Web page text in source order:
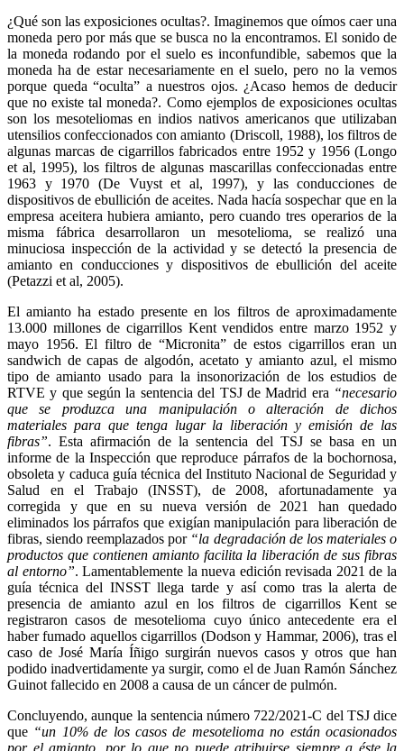
¿Qué son las exposiciones ocultas?. Imaginemos que oímos caer una
moneda pero por más que se busca no la encontramos. El sonido de
la moneda rodando por el suelo es inconfundible, sabemos que la
moneda ha de estar necesariamente en el suelo, pero no la vemos
porque queda “oculta” a nuestros ojos. ¿Acaso hemos de deducir
que no existe tal moneda?. Como ejemplos de exposiciones ocultas
son los mesoteliomas en indios nativos americanos que utilizaban
utensilios confeccionados con amianto (Driscoll, 1988), los filtros de
algunas marcas de cigarrillos fabricados entre 1952 y 1956 (Longo
et al, 1995), los filtros de algunas mascarillas confeccionadas entre
1963 y 1970 (De Vuyst et al, 1997), y las conducciones de
dispositivos de ebullición de aceites. Nada hacía sospechar que en la
empresa aceitera hubiera amianto, pero cuando tres operarios de la
misma fábrica desarrollaron un mesotelioma, se realizó una
minuciosa inspección de la actividad y se detectó la presencia de
amianto en conducciones y dispositivos de ebullición del aceite
(Petazzi et al, 2005).
El amianto ha estado presente en los filtros de aproximadamente
13.000 millones de cigarrillos Kent vendidos entre marzo 1952 y
mayo 1956. El filtro de “Micronita” de estos cigarrillos eran un
sandwich de capas de algodón, acetato y amianto azul, el mismo
tipo de amianto usado para la insonorización de los estudios de
RTVE y que según la sentencia del TSJ de Madrid era “necesario
que se produzca una manipulación o alteración de dichos
materiales para que tenga lugar la liberación y emisión de las
fibras”. Esta afirmación de la sentencia del TSJ se basa en un
informe de la Inspección que reproduce párrafos de la bochornosa,
obsoleta y caduca guía técnica del Instituto Nacional de Seguridad y
Salud en el Trabajo (INSST), de 2008, afortunadamente ya
corregida y que en su nueva versión de 2021 han quedado
eliminados los párrafos que exigían manipulación para liberación de
fibras, siendo reemplazados por“la degradación de los materiales o
productos que contienen amianto facilita la liberación de sus fibras
al entorno”. Lamentablemente la nueva edición revisada 2021 de la
guía técnica del INSST llega tarde y así como tras la alerta de
presencia de amianto azul en los filtros de cigarrillos Kent se
registraron casos de mesotelioma cuyo único antecedente era el
haber fumado aquellos cigarrillos (Dodson y Hammar, 2006), tras el
caso de José María Íñigo surgirán nuevos casos y otros que han
podido inadvertidamente ya surgir, como el de Juan Ramón Sánchez
Guinot fallecido en 2008 a causa de un cáncer de pulmón.
Concluyendo, aunque la sentencia número 722/2021-C del TSJ dice
que “un 10% de los casos de mesotelioma no están ocasionados